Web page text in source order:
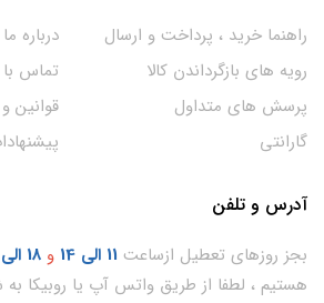
راهنما خرید ، پرداخت و ارسال
رویه های بازگرداندن کالا
پرسش های متداول
گارانتی
درباره ما
تماس با
قوانین
آدرس و تلفن
بجز روزهای تعطیل ازساعت 11 الی 14 و 18 الی 20
هستیم ، لطفا از طریق واتس آپ یا روبیکا به